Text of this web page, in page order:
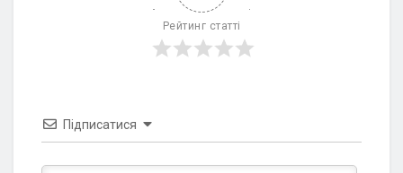
Рейтинг статті
Підписатися